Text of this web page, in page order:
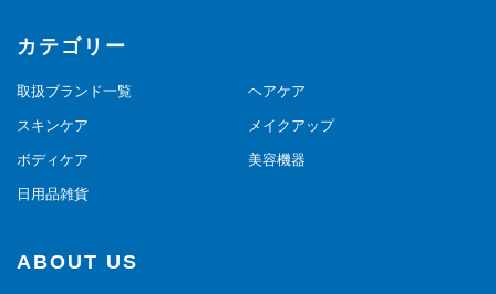
カテゴリー
取扱ブランド一覧 ヘアケア
スキンケア メイクアップ
ボディケア 美容機器
日用品雑貨
ABOUT US